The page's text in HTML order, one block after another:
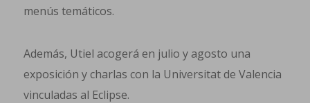
menús temáticos.
Además, Utiel acogerá en julio y agosto una
exposición y charlas con la Universitat de Valencia
vinculadas al Eclipse.